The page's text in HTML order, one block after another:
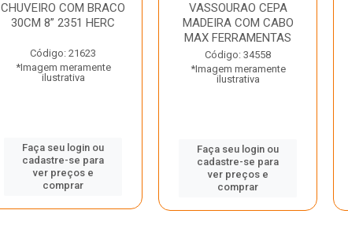
CHUVEIRO COM BRACO
30CM 8” 2351 HERC
Código: 21623
*Imagem meramente
ilustrativa
Faça seu login ou
cadastre-se para
ver preços e
comprar
VASSOURAO CEPA
MADEIRA COM CABO
MAX FERRAMENTAS
Código: 34558
*Imagem meramente
ilustrativa
Faça seu login ou
cadastre-se para
ver preços e
comprar